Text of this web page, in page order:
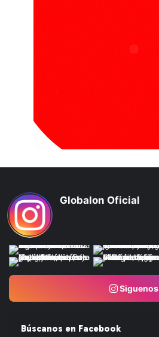
Globalon Oficial
Siguenos
Búscanos en Facebook